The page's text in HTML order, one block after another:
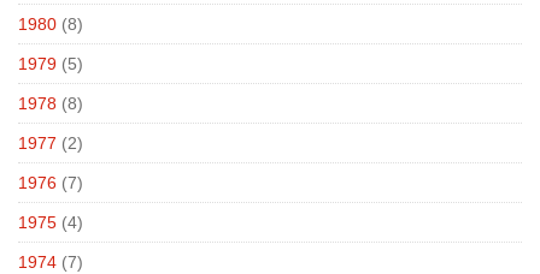
1980 (8)
1979 (5)
1978 (8)
1977 (2)
1976 (7)
1975 (4)
1974 (7)